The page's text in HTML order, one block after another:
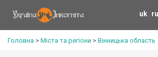
uk ru
Головна > Міста та регіони > Вінницька область